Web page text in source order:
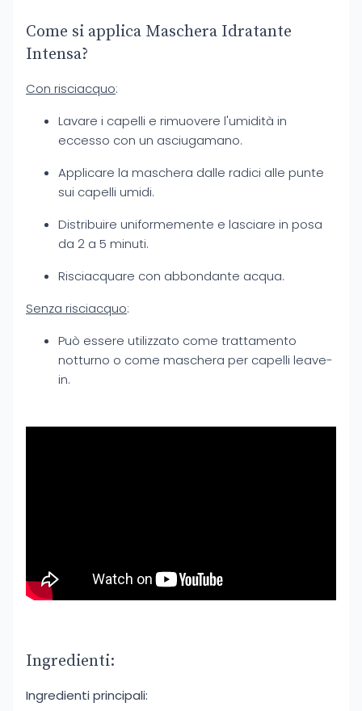
Come si applica Maschera Idratante
Intensa?
Con risciacquo:
Lavare i capelli e rimuovere l'umidità in
eccesso con un asciugamano.
Applicare la maschera dalle radici alle punte
sui capelli umidi.
Distribuire uniformemente e lasciare in posa
da 2 a 5 minuti.
Risciacquare con abbondante acqua.
Senza risciacquo:
Può essere utilizzato come trattamento
notturno o come maschera per capelli leave-
in.
Ingredienti:
Ingredienti principali: